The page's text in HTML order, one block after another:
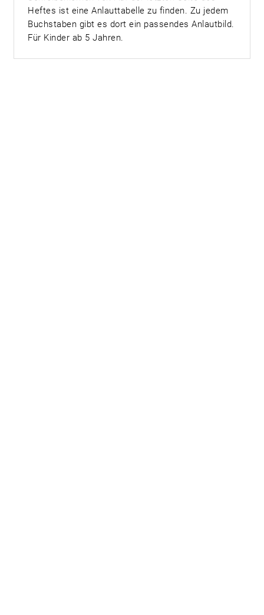
Heftes ist eine Anlauttabelle zu finden. Zu jedem
Buchstaben gibt es dort ein passendes Anlautbild.
Für Kinder ab 5 Jahren.